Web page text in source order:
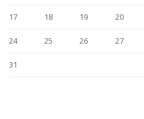
17 18 19 20
24 25 26 27
31